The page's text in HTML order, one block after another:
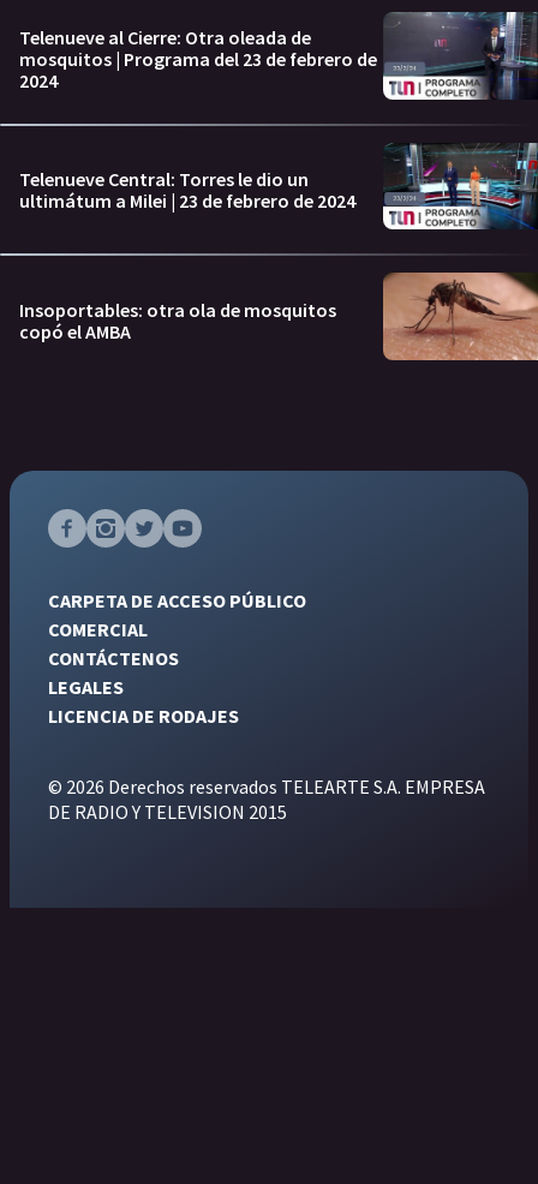
Telenueve al Cierre: Otra oleada de
mosquitos | Programa del 23 de febrero de
2024
Telenueve Central: Torres le dio un
ultimátum a Milei | 23 de febrero de 2024
Insoportables: otra ola de mosquitos
copó el AMBA
CARPETA DE ACCESO PÚBLICO
COMERCIAL
CONTÁCTENOS
LEGALES
LICENCIA DE RODAJES
© 2026 Derechos reservados TELEARTE S.A. EMPRESA
DE RADIO Y TELEVISION 2015